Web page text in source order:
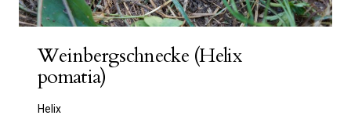
Weinbergschnecke (Helix
pomatia)
Helix